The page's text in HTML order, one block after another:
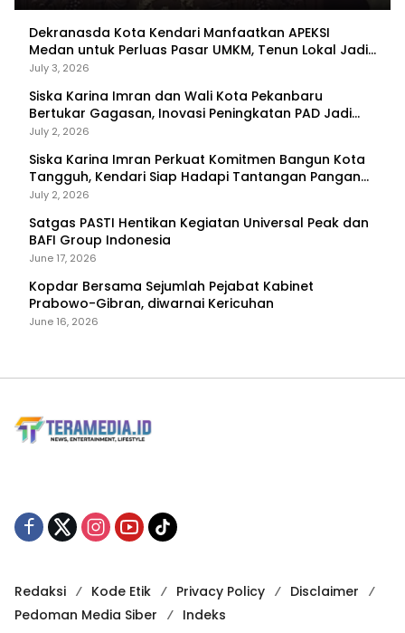
Dekranasda Kota Kendari Manfaatkan APEKSI
Medan untuk Perluas Pasar UMKM, Tenun Lokal Jadi
Primadona
July 3, 2026
Siska Karina Imran dan Wali Kota Pekanbaru
Bertukar Gagasan, Inovasi Peningkatan PAD Jadi
Fokus Diskusi
July 2, 2026
Siska Karina Imran Perkuat Komitmen Bangun Kota
Tangguh, Kendari Siap Hadapi Tantangan Pangan
dan Bencana
July 2, 2026
Satgas PASTI Hentikan Kegiatan Universal Peak dan
BAFI Group Indonesia
June 17, 2026
Kopdar Bersama Sejumlah Pejabat Kabinet
Prabowo-Gibran, diwarnai Kericuhan
June 16, 2026
Redaksi Kode Etik Privacy Policy
Disclaimer
Pedoman Media Siber
Indeks